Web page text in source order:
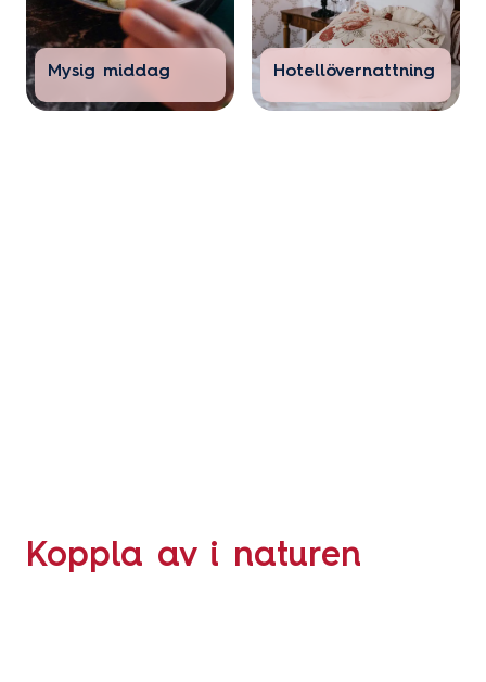
Mysig middag Hotellövernattning
Koppla av i naturen